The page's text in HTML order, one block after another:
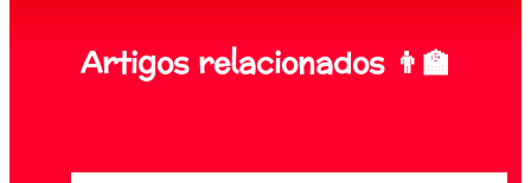
Artigos relacionados 👨‍🏫